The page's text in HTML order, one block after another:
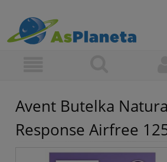
Avent Butelka
Response Airfree